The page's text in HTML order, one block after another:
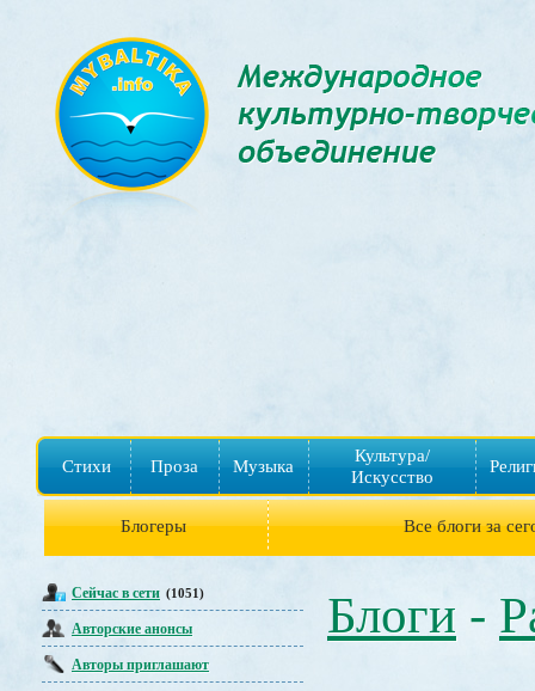
Стихи Проза Музыка
Культура/
Искусство
Блогеры Все блоги за
Сейчас в сети (1051)
Авторские анонсы
Авторы приглашают
Блоги -